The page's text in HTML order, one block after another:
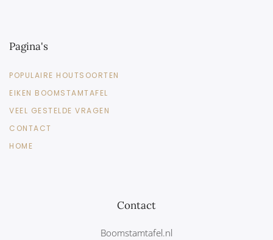
Pagina's
POPULAIRE HOUTSOORTEN
EIKEN BOOMSTAMTAFEL
VEEL GESTELDE VRAGEN
CONTACT
HOME
Contact
Boomstamtafel.nl